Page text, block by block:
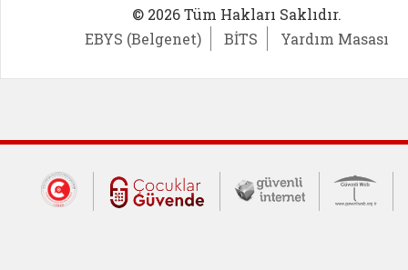
© 2026 Tüm Hakları Saklıdır.
EBYS (Belgenet)
BİTS Yardım Masası
Dış Bağlantılar
Cumhurbaşkanlığı İletişim Merkezi
Çocuklar Güvende (yeni
Güvenli